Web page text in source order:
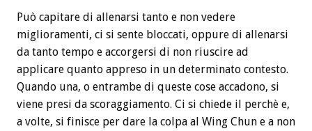
Può capitare di allenarsi tanto e non vedere
miglioramenti, ci si sente bloccati, oppure di allenarsi
da tanto tempo e accorgersi di non riuscire ad
applicare quanto appreso in un determinato contesto.
Quando una, o entrambe di queste cose accadono, si
viene presi da scoraggiamento. Ci si chiede il perchè e,
a volte, si finisce per dare la colpa al Wing Chun e a non